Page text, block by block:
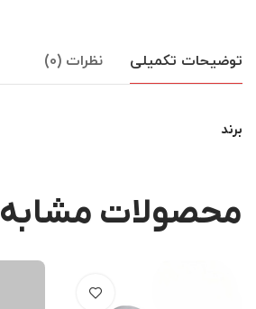
توضیحات تکمیلی نظرات (0)
برند
محصولات مشابه